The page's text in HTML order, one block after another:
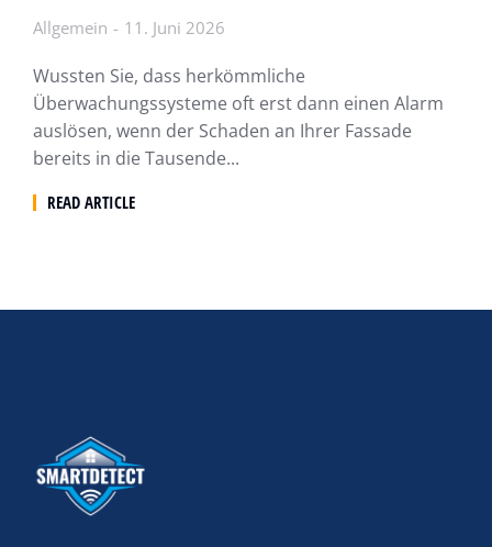
Allgemein 11. Juni 2026
Wussten Sie, dass herkömmliche
Überwachungssysteme oft erst dann einen Alarm
auslösen, wenn der Schaden an Ihrer Fassade
bereits in die Tausende...
READ ARTICLE